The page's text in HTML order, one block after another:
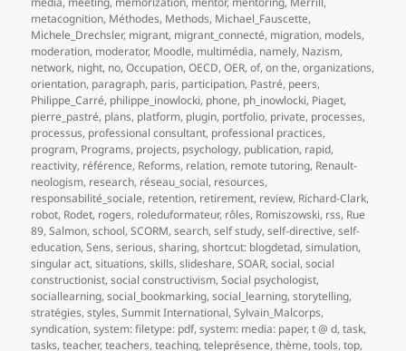
metacognition, Méthodes, Methods, Michael_Fauscette,
Michele_Drechsler, migrant, migrant_connecté, migration, models,
moderation, moderator, Moodle, multimédia, namely, Nazism,
network, night, no,Occupation,OECD,OER,of,on the,organizations,
orientation, paragraph, paris, participation, Pastré, peers,
Philippe_Carré, philippe_inowlocki, phone, ph_inowlocki, Piaget,
pierre_pastré, plans, platform, plugin, portfolio, private, processes,
processus, professional consultant, professional practices,
program, Programs, projects, psychology, publication, rapid,
reactivity, référence, Reforms, relation, remote tutoring, Renault-
neologism, research, réseau_social, resources,
responsabilité_sociale, retention, retirement, review, Richard-Clark,
robot, Rodet, rogers, roleduformateur, rôles, Romiszowski, rss, Rue
89,Salmon,school,SCORM,search,self study,self-directive,self-
education,Sens,serious,sharing,shortcut: blogdetad,simulation,
singular act,situations,skills,slideshare,SOAR,social,social
constructionist,social constructivism,Social psychologist,
sociallearning,social_bookmarking,social_learning,storytelling,
stratégies,styles,Summit International,Sylvain_Malcorps,
syndication,system: filetype: pdf,system: media: paper,t @ d,task,
tasks,teacher,teachers,teaching,teleprésence,thème,tools,top,